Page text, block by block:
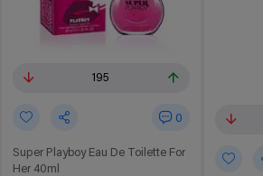
195
0
Super Playboy Eau De Toilette For
Her 40ml